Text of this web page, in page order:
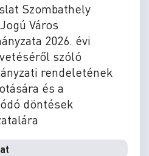
Szombathely
Város
2026. évi
szóló
rendeletének
és a
döntések